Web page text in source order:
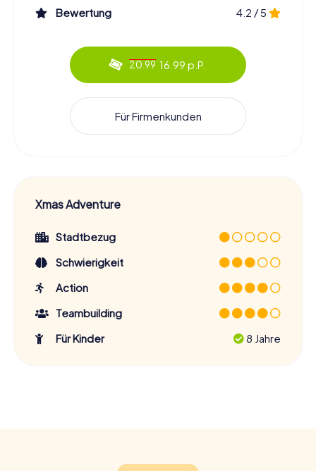
Bewertung 4.2 / 5
20.99 16.99 p.P.
Für Firmenkunden
Xmas Adventure
Stadtbezug
Schwierigkeit
Action
Teambuilding
Für Kinder
8 Jahre